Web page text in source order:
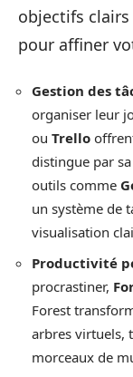
objectifs
pour affiner
Gestion des
organiser leur
ou Trello
distingue par
outils comme
un système de
visualisation
Productivité
procrastiner,
Forest
arbres virtuels,
morceaux de